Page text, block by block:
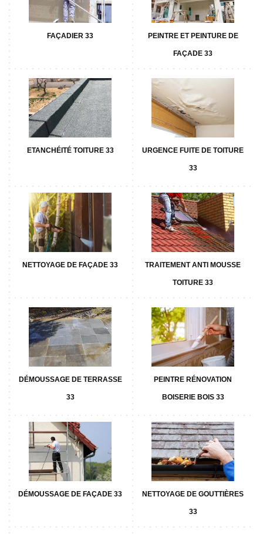
FAÇADIER 33 PEINTRE ET PEINTURE DE
FAÇADE 33
ETANCHÉITÉ TOITURE 33 URGENCE FUITE DE TOITURE
33
NETTOYAGE DE FAÇADE 33 TRAITEMENT ANTI MOUSSE
TOITURE 33
DÉMOUSSAGE DE TERRASSE
33
PEINTRE RÉNOVATION
BOISERIE BOIS 33
DÉMOUSSAGE DE FAÇADE 33 NETTOYAGE DE GOUTTIÈRES
33